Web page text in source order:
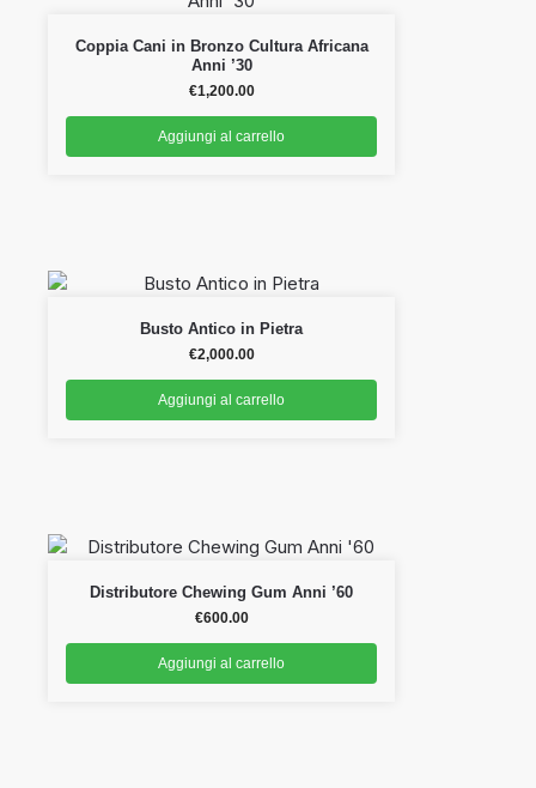
Coppia Cani in Bronzo Cultura Africana
Anni ’30
€1,200.00
Aggiungi al carrello
Busto Antico in Pietra
€2,000.00
Aggiungi al carrello
Distributore Chewing Gum Anni ’60
€600.00
Aggiungi al carrello